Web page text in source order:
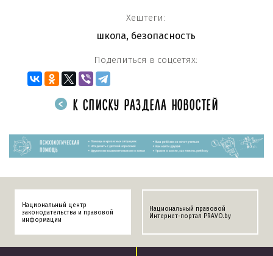
Хештеги:
школа, безопасность
Поделиться в соцсетях:
К СПИСКУ РАЗДЕЛА НОВОСТЕЙ
Национальный центр
законодательства и правовой
информации
Национальный правовой
Интернет-портал PRAVO.by